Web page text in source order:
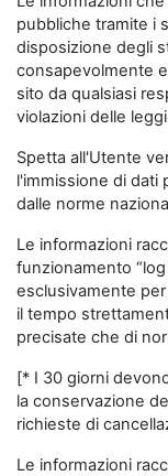
pubbliche tramite i
disposizione degli
consapevolmente
sito da qualsiasi
violazioni delle
Spetta all'Utente
l'immissione di dati
dalle norme
Le informazioni
funzionamento
esclusivamente
il tempo
precisate che di
[* I 30 giorni
la conservazione
richieste di
Le informazioni